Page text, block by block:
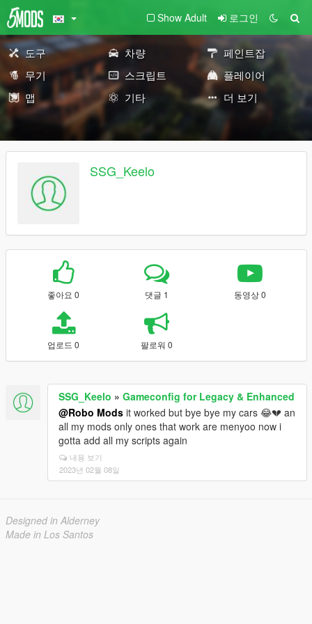
Show Adult 로그인
도구 차량
페인트잡
무기
스크립트
플레이어
맵
기타 더 보기
SSG_Keelo
좋아요 0 댓글 1 동영상 0
업로드 0 팔로워 0
SSG_Keelo » Gameconfig for Legacy & Enhanced
@Robo Mods it worked but bye bye my cars 😂💔 an
all my mods only ones that work are menyoo now i
gotta add all my scripts again
내용 보기
2023년 02월 08일
Designed in Alderney
Made in Los Santos